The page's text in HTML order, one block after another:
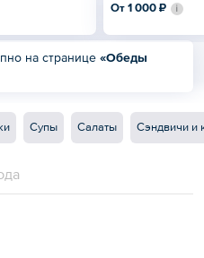
От 1 000 ₽
на странице «Обеды
Супы Салаты Сэндвичи и